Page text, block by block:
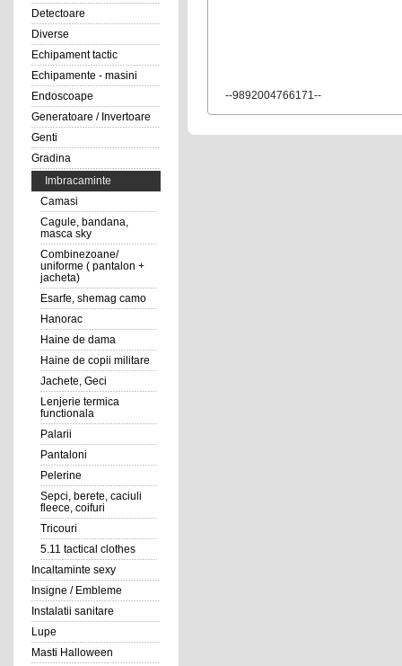
Detectoare
Diverse
Echipament tactic
Echipamente - masini
Endoscoape
Generatoare / Invertoare
Genti
Gradina
Imbracaminte
Camasi
Cagule, bandana,
masca sky
Combinezoane/
uniforme ( pantalon +
jacheta)
Esarfe, shemag camo
Hanorac
Haine de dama
Haine de copii militare
Jachete, Geci
Lenjerie termica
functionala
Palarii
Pantaloni
Pelerine
Sepci, berete, caciuli
fleece, coifuri
Tricouri
5.11 tactical clothes
Incaltaminte sexy
Insigne / Embleme
Instalatii sanitare
Lupe
Masti Halloween
--9892004766171--